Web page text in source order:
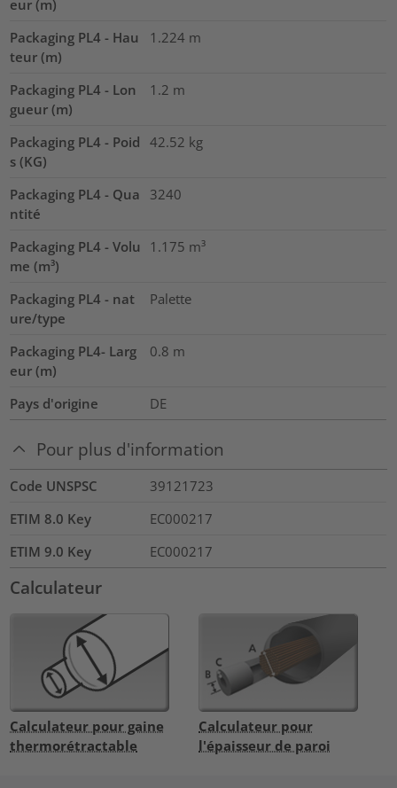
eur (m)
Packaging PL4 - Hau
teur (m)
1.224 m
Packaging PL4 - Lon
gueur (m)
1.2 m
Packaging PL4 - Poid
s (KG)
42.52 kg
Packaging PL4 - Qua
ntité
3240
Packaging PL4 - Volu
me (m³)
1.175 m³
Packaging PL4 - nat
ure/type
Palette
Packaging PL4- Larg
eur (m)
0.8 m
Pays d'origine DE
Pour plus d'information
Code UNSPSC
39121723
ETIM 8.0 Key
EC000217
ETIM 9.0 Key
EC000217
Calculateur
Calculateur pour gaine
thermorétractable
Calculateur pour
l'épaisseur de paroi